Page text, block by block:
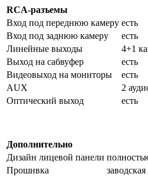
RCA-разъемы
Вход под переднюю камеру есть
Вход под заднюю камеру
есть
Линейные выходы
4+1
Выход на сабвуфер
есть
Видеовыход на мониторы
есть
AUX
2
Оптический выход
есть
Дополнительно
Дизайн лицевой панели
Прошивка
заводская